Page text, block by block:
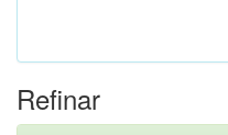
Refinar